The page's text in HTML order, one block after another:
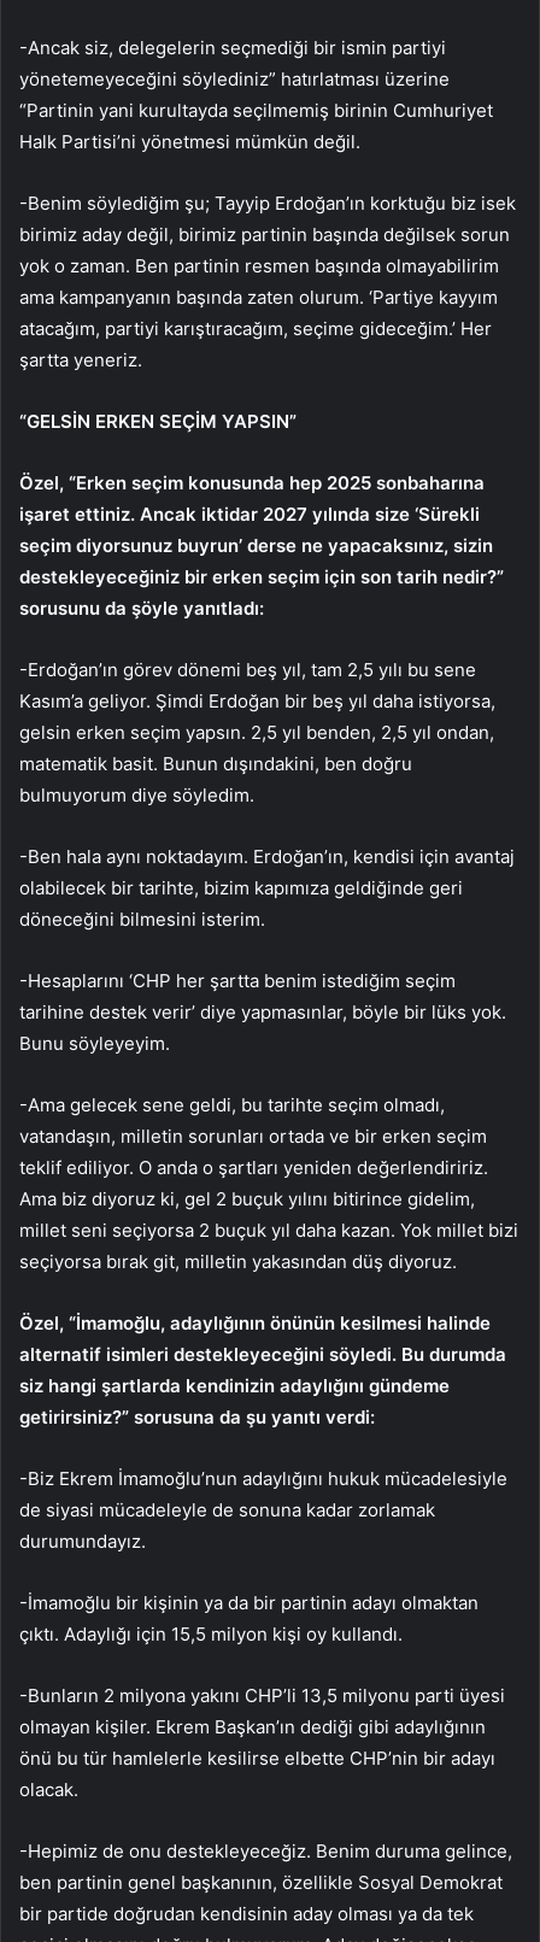
-Ancak siz, delegelerin seçmediği bir ismin partiyi
yönetemeyeceğini söylediniz” hatırlatması üzerine
“Partinin yani kurultayda seçilmemiş birinin Cumhuriyet
Halk Partisi’ni yönetmesi mümkün değil.
-Benim söylediğim şu; Tayyip Erdoğan’ın korktuğu biz isek
birimiz aday değil, birimiz partinin başında değilsek sorun
yok o zaman. Ben partinin resmen başında olmayabilirim
ama kampanyanın başında zaten olurum. ‘Partiye kayyım
atacağım, partiyi karıştıracağım, seçime gideceğim.’ Her
şartta yeneriz.
“GELSİN ERKEN SEÇİM YAPSIN”
Özel, “Erken seçim konusunda hep 2025 sonbaharına
işaret ettiniz. Ancak iktidar 2027 yılında size ‘Sürekli
seçim diyorsunuz buyrun’ derse ne yapacaksınız, sizin
destekleyeceğiniz bir erken seçim için son tarih nedir?”
sorusunu da şöyle yanıtladı:
-Erdoğan’ın görev dönemi beş yıl, tam 2,5 yılı bu sene
Kasım’a geliyor. Şimdi Erdoğan bir beş yıl daha istiyorsa,
gelsin erken seçim yapsın. 2,5 yıl benden, 2,5 yıl ondan,
matematik basit. Bunun dışındakini, ben doğru
bulmuyorum diye söyledim.
-Ben hala aynı noktadayım. Erdoğan’ın, kendisi için avantaj
olabilecek bir tarihte, bizim kapımıza geldiğinde geri
döneceğini bilmesini isterim.
-Hesaplarını ‘CHP her şartta benim istediğim seçim
tarihine destek verir’ diye yapmasınlar, böyle bir lüks yok.
Bunu söyleyeyim.
-Ama gelecek sene geldi, bu tarihte seçim olmadı,
vatandaşın, milletin sorunları ortada ve bir erken seçim
teklif ediliyor. O anda o şartları yeniden değerlendiririz.
Ama biz diyoruz ki, gel 2 buçuk yılını bitirince gidelim,
millet seni seçiyorsa 2 buçuk yıl daha kazan. Yok millet bizi
seçiyorsa bırak git, milletin yakasından düş diyoruz.
Özel, “İmamoğlu, adaylığının önünün kesilmesi halinde
alternatif isimleri destekleyeceğini söyledi. Bu durumda
siz hangi şartlarda kendinizin adaylığını gündeme
getirirsiniz?” sorusuna da şu yanıtı verdi:
-Biz Ekrem İmamoğlu’nun adaylığını hukuk mücadelesiyle
de siyasi mücadeleyle de sonuna kadar zorlamak
durumundayız.
-İmamoğlu bir kişinin ya da bir partinin adayı olmaktan
çıktı. Adaylığı için 15,5 milyon kişi oy kullandı.
-Bunların 2 milyona yakını CHP’li 13,5 milyonu parti üyesi
olmayan kişiler. Ekrem Başkan’ın dediği gibi adaylığının
önü bu tür hamlelerle kesilirse elbette CHP’nin bir adayı
olacak.
-Hepimiz de onu destekleyeceğiz. Benim duruma gelince,
ben partinin genel başkanının, özellikle Sosyal Demokrat
bir partide doğrudan kendisinin aday olması ya da tek